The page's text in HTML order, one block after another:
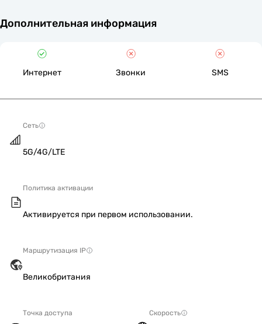
Дополнительная информация
Интернет Звонки SMS
Сеть
5G/4G/LTE
Политика активации
Активируется при первом использовании.
Маршрутизация IP
Великобритания
Точка доступа Скорость